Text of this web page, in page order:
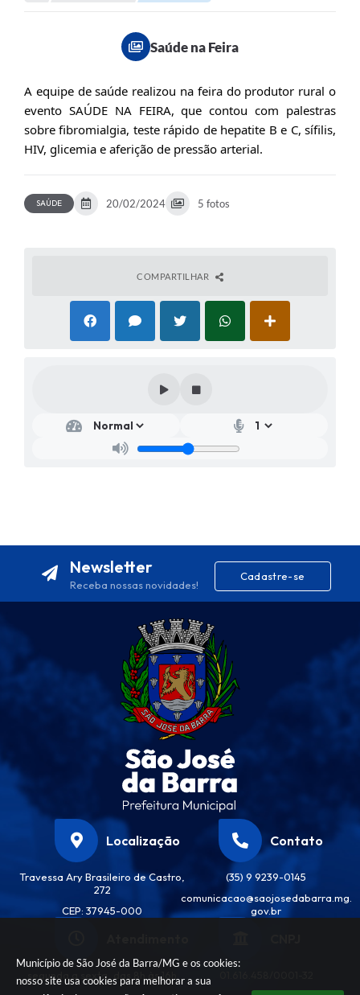
Município de São José da Barra/MG e os cookies:
nosso site usa cookies para melhorar a sua
Saúde na Feira
A equipe de saúde realizou na feira do produtor rural o
evento SAÚDE NA FEIRA, que contou com palestras
sobre fibromialgia, teste rápido de hepatite B e C, sífilis,
HIV, glicemia e aferição de pressão arterial.
SAÚDE 20/02/2024 5 fotos
COMPARTILHAR
Newsletter
Receba nossas novidades!
Cadastre-se
Localização
Travessa Ary Brasileiro de Castro,
272
CEP: 37945-000
Contato
(35) 9 9239-0145
comunicacao@saojosedabarra.mg.
gov.br
segunda a sexta, das 8h às 16h